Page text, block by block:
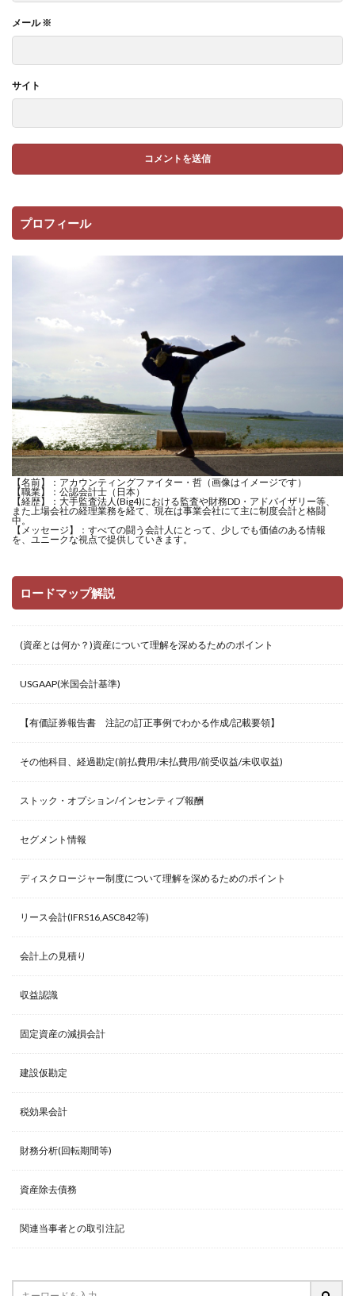
メール※
サイト
プロフィール
【名前】：アカウンティングファイター・哲（画像はイメージです）
【職業】：公認会計士（日本）
【経歴】：大手監査法人(Big4)における監査や財務DD・アドバイザリー等、
また上場会社の経理業務を経て、現在は事業会社にて主に制度会計と格闘
中。
【メッセージ】：すべての闘う会計人にとって、少しでも価値のある情報
を、ユニークな視点で提供していきます。
ロードマップ解説
(資産とは何か？)資産について理解を深めるためのポイント
USGAAP(米国会計基準)
【有価証券報告書 注記の訂正事例でわかる作成/記載要領】
その他科目、経過勘定(前払費用/未払費用/前受収益/未収収益)
ストック・オプション/インセンティブ報酬
セグメント情報
ディスクロージャー制度について理解を深めるためのポイント
リース会計(IFRS16,ASC842等)
会計上の見積り
収益認識
固定資産の減損会計
建設仮勘定
税効果会計
財務分析(回転期間等)
資産除去債務
関連当事者との取引注記